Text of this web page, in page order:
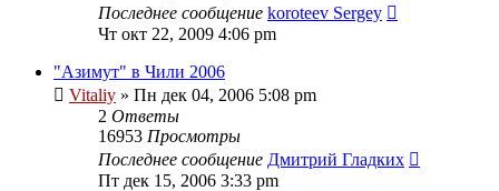
Последнее сообщение koroteev Sergey
Чт окт 22, 2009 4:06 pm
"Азимут" в Чили 2006
Vitaliy » Пн дек 04, 2006 5:08 pm
2 Ответы
16953 Просмотры
Последнее сообщение Дмитрий Гладких
Пт дек 15, 2006 3:33 pm